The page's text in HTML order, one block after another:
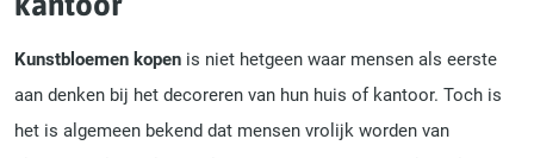
Kunstbloemen kopen is niet hetgeen waar mensen als eerste
aan denken bij het decoreren van hun huis of kantoor. Toch is
het is algemeen bekend dat mensen vrolijk worden van